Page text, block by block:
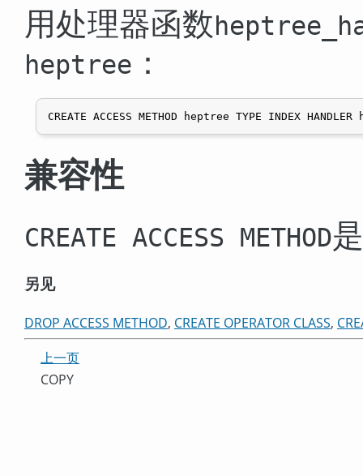
用处理器函数
heptree ：
兼容性
CREATE ACCESS METHOD
另见
DROP ACCESS METHOD, CREATE OPERATOR CLASS,
上一页
COPY